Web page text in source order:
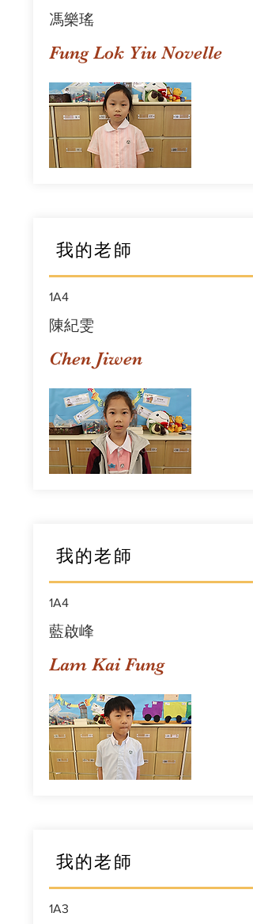
馮樂瑤
Fung Lok Yiu Novelle
我的老師
1A4
陳紀雯
Chen Jiwen
我的老師
1A4
藍啟峰
Lam Kai Fung
我的老師
1A3